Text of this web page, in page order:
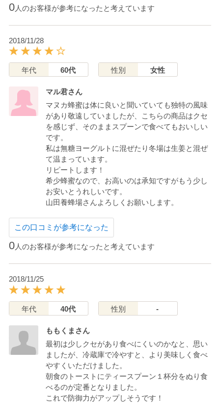
0人のお客様が参考になったと考えています
2018/11/28
年代 60代 性別 女性
マル君さん
マヌカ蜂蜜は体に良いと聞いていても独特の風味
があり敬遠していましたが、こちらの商品はクセ
を感じず、そのままスプーンで食べてもおいしい
です。
私は無糖ヨーグルトに混ぜたり冬場は生姜と混ぜ
て温まっています。
リピートします！
希少蜂蜜なので、お高いのは承知ですがもう少し
お安いとうれしいです。
山田養蜂場さんよろしくお願いします。
この口コミが参考になった
0人のお客様が参考になったと考えています
2018/11/25
年代 40代 性別 -
ももくまさん
最初は少しクセがあり食べにくいのかなと、思い
ましたが、冷蔵庫で冷やすと、より美味しく食べ
やすくいただけました。
朝食のトーストにティースプーン１杯分をぬり食
べるのが定番となりました。
これで防御力がアップしそうです！